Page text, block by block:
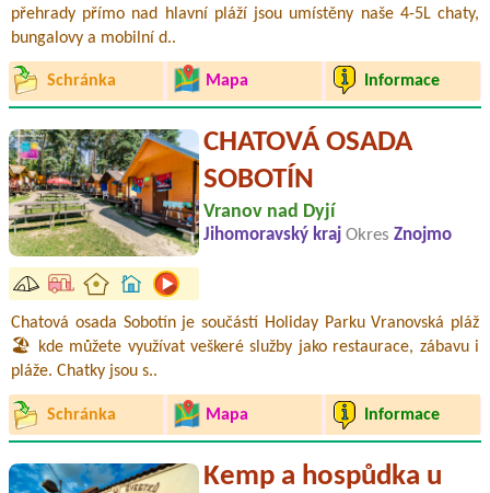
přehrady přímo nad hlavní pláží jsou umístěny naše 4-5L chaty,
bungalovy a mobilní d..
Schránka Mapa Informace
CHATOVÁ OSADA
SOBOTÍN
Vranov nad Dyjí
Jihomoravský kraj Okres Znojmo
Chatová osada Sobotín je součástí Holiday Parku Vranovská pláž
🏖️ kde můžete využívat veškeré služby jako restaurace, zábavu i
pláže. Chatky jsou s..
Schránka Mapa Informace
Kemp a hospůdka u